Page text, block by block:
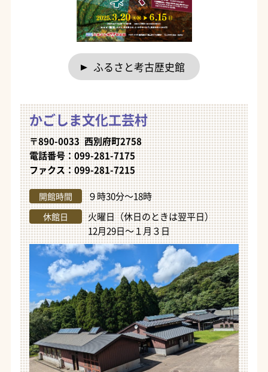
ふるさと考古歴史館
かごしま文化工芸村
〒890-0033 西別府町2758
電話番号：099-281-7175
ファクス：099-281-7215
開館時間 ９時30分～18時
休館日
火曜日（休日のときは翌平日）
12月29日～１月３日